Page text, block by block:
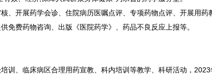
、开展药学会诊、住院病历医嘱点评、专项药物点评、开展用
免费药物咨询、出版《医院药学》、药品不良反应上报等。
训、临床病区合理用药宣教、科内培训等教学、科研活动，